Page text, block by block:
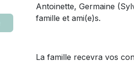
Antoinette, Germaine
famille et ami(e)s.
La famille recevra vos